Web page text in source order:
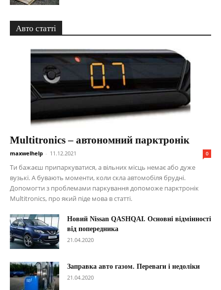
Авто статті
Multitronics – автономний парктронік
maxwelhelp - 11.12.2021 0
Ти бажаєш припаркуватися, а вільних місць немає або дуже
вузькі. А бувають моменти, коли скла автомобіля брудні.
Допомогти з проблемами паркування допоможе парктронік
Multitronics, про який піде мова в статті.
Новий Nissan QASHQAI. Основні відмінності
від попередника
21.04.2020
Заправка авто газом. Переваги і недоліки
21.04.2020